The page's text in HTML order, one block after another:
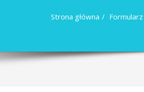
Strona główna